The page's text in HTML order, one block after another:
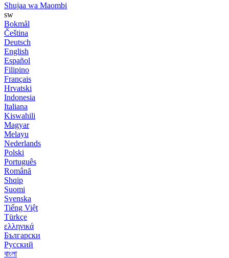
Shujaa wa Maombi
sw
Bokmål
Čeština
Deutsch
English
Español
Filipino
Français
Hrvatski
Indonesia
Italiana
Kiswahili
Magyar
Melayu
Nederlands
Polski
Português
Română
Shqip
Suomi
Svenska
Tiếng Việt
Türkçe
ελληνικά
Български
Русский
বাংলা